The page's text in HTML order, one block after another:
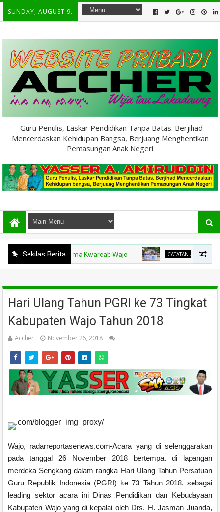
SUNDAY, AUGUST 9.
Guru Penulis, Laskar Pendidikan Tanpa Batas. Berjihad
Mencerdaskan Kehidupan Bangsa, Berjuang Menghentikan
Pemasungan Anak Negeri
Sekilas Berita
dan Naratama Kwarcab Wajo CATATAN ACCHER
Hari Ulang Tahun PGRI ke 73 Tingkat
Kabupaten Wajo Tahun 2018
Accher November 26, 2018
Wajo, radarreportasenews.com-Acara yang di selenggarakan
pada tanggal 26 November 2018 bertempat di lapangan
merdeka Sengkang dalam rangka Hari Ulang Tahun Persatuan
Guru Republik Indonesia (PGRI) ke 73 Tahun 2018, sebagai
leading sektor acara ini Dinas Pendidikan dan Kebudayaan
Kabupaten Wajo yang di kepalai oleh Drs. H. Jasman Juanda,